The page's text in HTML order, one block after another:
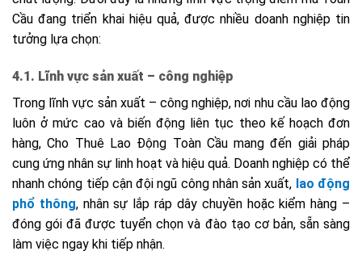
Cầu đang triển khai hiệu quả, được nhiều doanh nghiệp tin
tưởng lựa chọn:
4.1. Lĩnh vực sản xuất – công nghiệp
Trong lĩnh vực sản xuất – công nghiệp, nơi nhu cầu lao động
luôn ở mức cao và biến động liên tục theo kế hoạch đơn
hàng, Cho Thuê Lao Động Toàn Cầu mang đến giải pháp
cung ứng nhân sự linh hoạt và hiệu quả. Doanh nghiệp có thể
nhanh chóng tiếp cận đội ngũ công nhân sản xuất, lao động
phổ thông, nhân sự lắp ráp dây chuyền hoặc kiểm hàng –
đóng gói đã được tuyển chọn và đào tạo cơ bản, sẵn sàng
làm việc ngay khi tiếp nhận.